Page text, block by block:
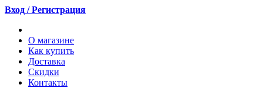
Вход / Регистрация
О магазине
Как купить
Доставка
Скидки
Контакты